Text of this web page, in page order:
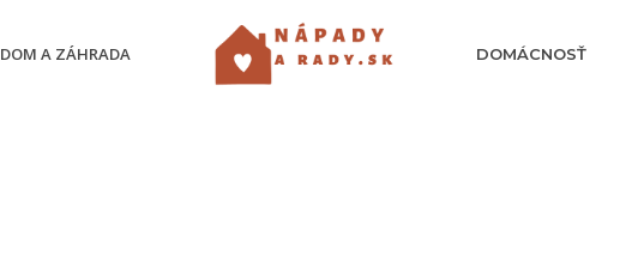
DOM A ZÁHRADA DOMÁCNOSŤ